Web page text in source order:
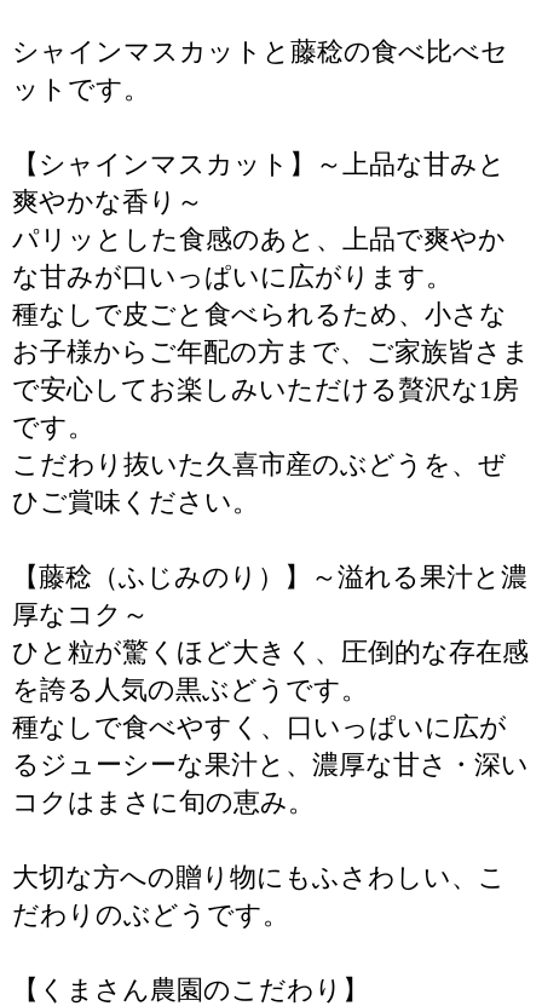
シャインマスカットと藤稔の食べ比べセ
ットです。
【シャインマスカット】～上品な甘みと
爽やかな香り～
パリッとした食感のあと、上品で爽やか
な甘みが口いっぱいに広がります。
種なしで皮ごと食べられるため、小さな
お子様からご年配の方まで、ご家族皆さま
で安心してお楽しみいただける贅沢な1房
です。
こだわり抜いた久喜市産のぶどうを、ぜ
ひご賞味ください。
【藤稔（ふじみのり）】～溢れる果汁と濃
厚なコク～
ひと粒が驚くほど大きく、圧倒的な存在感
を誇る人気の黒ぶどうです。
種なしで食べやすく、口いっぱいに広が
るジューシーな果汁と、濃厚な甘さ・深い
コクはまさに旬の恵み。
大切な方への贈り物にもふさわしい、こ
だわりのぶどうです。
【くまさん農園のこだわり】